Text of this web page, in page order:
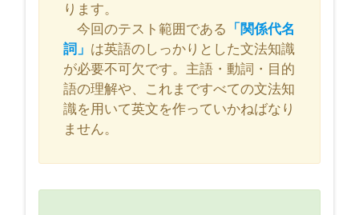
ります。
今回のテスト範囲である 「関係代名
詞」 は英語のしっかりとした文法知識
が必要不可欠です。主語・動詞・目的
語の理解や、これまですべての文法知
識を用いて英文を作っていかねばなり
ません。